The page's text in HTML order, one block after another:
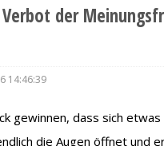
der
14:46:39
gewinnen, dass sich
die Augen öffnet und